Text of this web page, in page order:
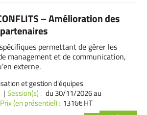
permettant de gérer les
management et de communication,
externe.
et gestion d'équipes
Session(s) : du 30/11/2026au
Prix (en présentiel) : 1316€ HT